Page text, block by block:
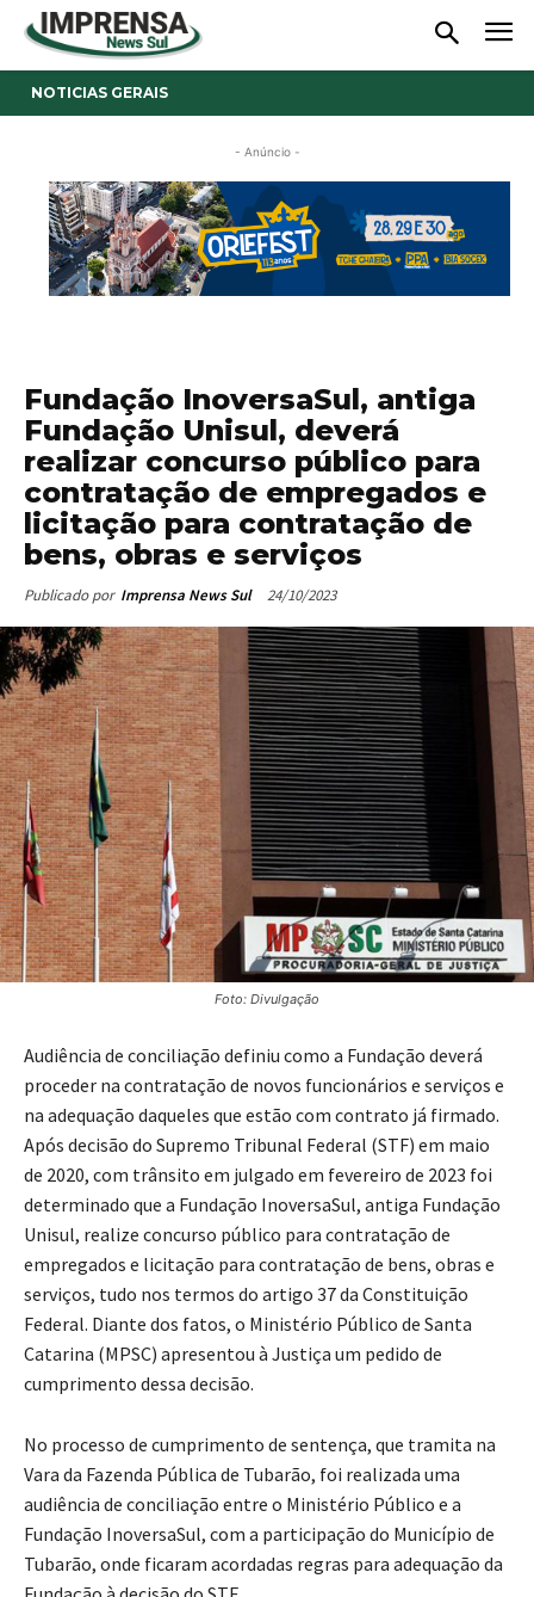
NOTICIAS GERAIS
- Anúncio -
Fundação InoversaSul, antiga
Fundação Unisul, deverá
realizar concurso público para
contratação de empregados e
licitação para contratação de
bens, obras e serviços
Publicado por Imprensa News Sul 24/10/2023
Foto: Divulgação
Audiência de conciliação definiu como a Fundação deverá
proceder na contratação de novos funcionários e serviços e
na adequação daqueles que estão com contrato já firmado.
Após decisão do Supremo Tribunal Federal (STF) em maio
de 2020, com trânsito em julgado em fevereiro de 2023 foi
determinado que a Fundação InoversaSul, antiga Fundação
Unisul, realize concurso público para contratação de
empregados e licitação para contratação de bens, obras e
serviços, tudo nos termos do artigo 37 da Constituição
Federal. Diante dos fatos, o Ministério Público de Santa
Catarina (MPSC) apresentou à Justiça um pedido de
cumprimento dessa decisão.
No processo de cumprimento de sentença, que tramita na
Vara da Fazenda Pública de Tubarão, foi realizada uma
audiência de conciliação entre o Ministério Público e a
Fundação InoversaSul, com a participação do Município de
Tubarão, onde ficaram acordadas regras para adequação da